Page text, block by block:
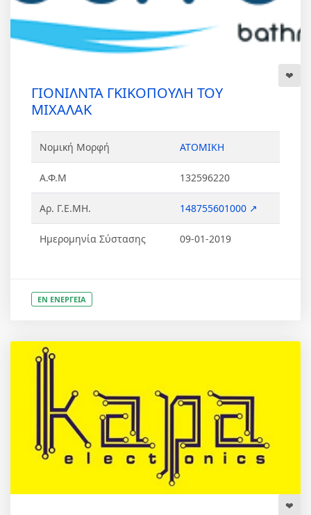
ΓΙΟΝΙΛΝΤΑ ΓΚΙΚΟΠΟΥΛΗ ΤΟΥ
ΜΙΧΑΛΑΚ
Νομική Μορφή ΑΤΟΜΙΚΗ
Α.Φ.Μ 132596220
Αρ. Γ.Ε.ΜΗ. 148755601000 ↗
Ημερομηνία Σύστασης 09-01-2019
ΕΝ ΕΝΕΡΓΕΙΑ